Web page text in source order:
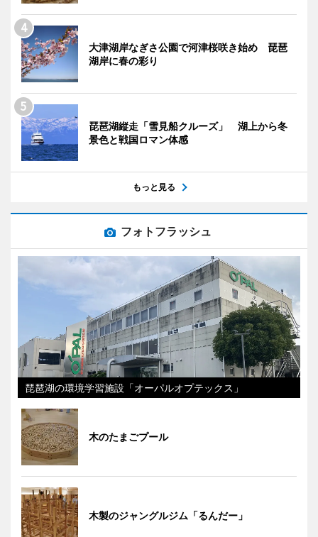
大津湖岸なぎさ公園で河津桜咲き始め 琵琶
湖岸に春の彩り
琵琶湖縦走「雪見船クルーズ」 湖上から冬
景色と戦国ロマン体感
もっと見る
フォトフラッシュ
琵琶湖の環境学習施設「オーパルオプテックス」
木のたまごプール
木製のジャングルジム「るんだー」